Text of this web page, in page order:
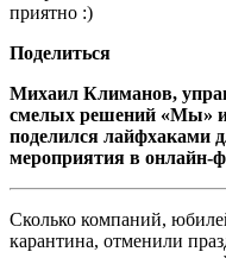
приятно :)
Поделиться
Михаил Климанов,
смелых решений «Мы» и
поделился лайфхаками
мероприятия в онлайн-
Сколько компаний,
карантина, отменили